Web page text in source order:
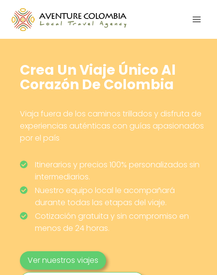
Saltar
contenido
Crea Un Viaje Único Al
Corazón De Colombia
Viaja fuera de los caminos trillados y disfruta de
experiencias auténticas con guías apasionados
por el país
Itinerarios y precios 100% personalizados sin
intermediarios.
Nuestro equipo local le acompañará
durante todas las etapas del viaje.
Cotización gratuita y sin compromiso en
menos de 24 horas.
Ver nuestros viajes